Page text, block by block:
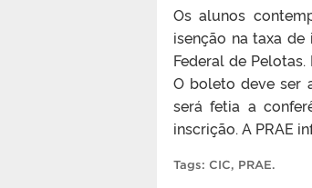
Os alunos
isenção na taxa
Federal de
O boleto deve ser
será fetia a
inscrição. A PRAE
Tags: CIC, PRAE.